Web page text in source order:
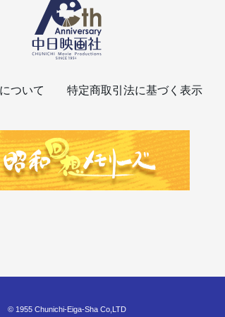
ついて 特定商取引法に基づく表示
© 1955 Chunichi-Eiga-Sha Co,LTD